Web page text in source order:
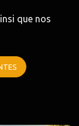
que nos